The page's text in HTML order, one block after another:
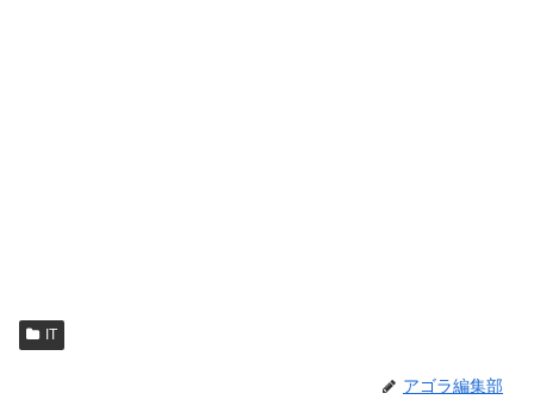
IT
アゴラ編集部